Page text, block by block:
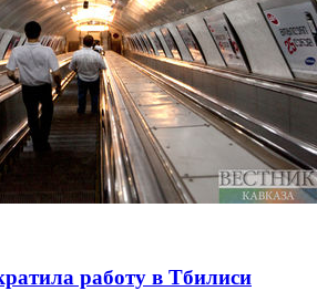
работу в Тбилиси